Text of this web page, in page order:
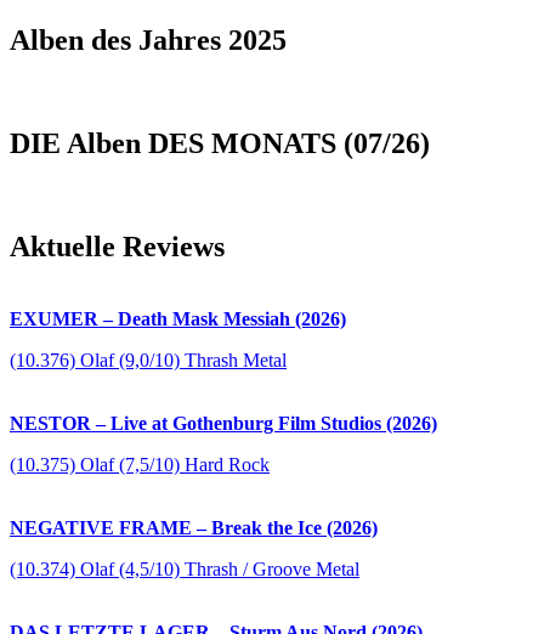
Alben des Jahres 2025
DIE Alben DES MONATS (07/26)
Aktuelle Reviews
EXUMER – Death Mask Messiah (2026)
(10.376) Olaf (9,0/10) Thrash Metal
NESTOR – Live at Gothenburg Film Studios (2026)
(10.375) Olaf (7,5/10) Hard Rock
NEGATIVE FRAME – Break the Ice (2026)
(10.374) Olaf (4,5/10) Thrash / Groove Metal